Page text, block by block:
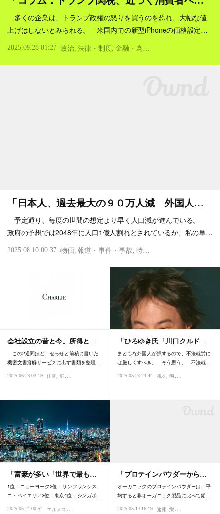
多くの企業は、トランプ政権の怒りを買うのを恐れ、大幅な値
上げはしないとみられる。 米国内での新型iPhoneの価格設定…
2025.09.28 01:27 政治 法律・制度 金融・為替
「日本人、過去最大の９０万人減 外国人…
予定通り、毎度の世間の想定より早く人口減が進んでいる。
政府の予想では2048年に人口1億人割れとされているが、私の単…
2025.08.10 00:37 物価 報道・事件・事故 時代
会社設立の昔と今。所得と…
この2週間ほど、せっせと前稿に書いた
機密文書溶解サービスに出す書類を整理…
2025.06.26 03:19 仕事 所得・年収 税金 商売・ビジネス 時代 社会
「ひろゆき氏「川口クルド…
まともな外国人が損するので、不法就労に
は厳しくすべき。 そう思う。 不法就…
2025.05.28 23:44 税金 国際
「富豪が多い「世界で最も…
1位：ニューヨーク2位：サンフランシス
コ・ベイエリア3位：東京4位：シンガポ…
2025.05.24 00:54 エ
ルメス・エルパト・ロレックス 経済 国際 確率・統計・データ分析
「プロテインパウダーから…
オーガニックのプロテインパウダーは、平
均すると非オーガニック製品に比べて鉛…
2025.05.10 16:19 健康 栄養・サプリメント